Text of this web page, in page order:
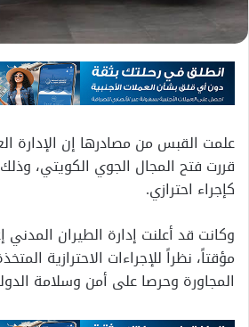
علمت القبس من مصادرها إن الإدارة
قررت فتح المجال الجوي الكويتي،
كإجراء احترازي.
وكانت قد أعلنت إدارة الطيران المدني
مؤقتاً، نظراً للإجراءات الاحترازية
المجاورة وحرصا على أمن وسلامة